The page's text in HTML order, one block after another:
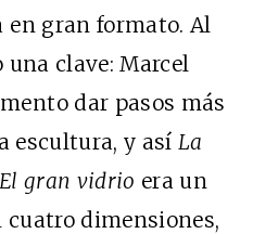
gran formato. Al
clave: Marcel
dar pasos más
escultura, y asíLa
El gran vidrio era un
cuatro dimensiones,